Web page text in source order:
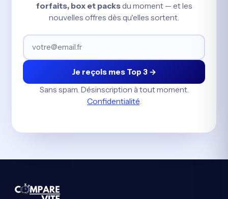
forfaits, box et packsdu moment — et les
nouvelles offres dès qu'elles sortent.
Je reçois mes Top 3 →
Sans spam. Désinscription à tout moment.
Confidentialité.